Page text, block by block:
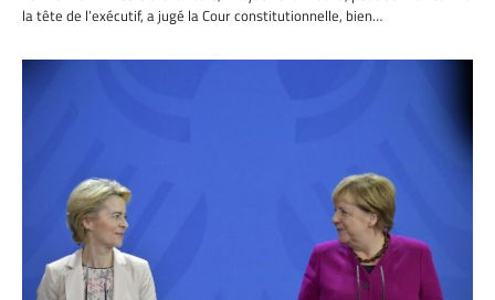
la tête de l’exécutif, a jugé la Cour constitutionnelle, bien…